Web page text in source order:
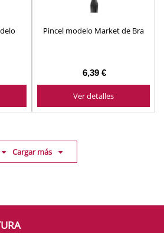
Pincel modelo Market de Bra
6,39 €
Ver detalles
Cargar más